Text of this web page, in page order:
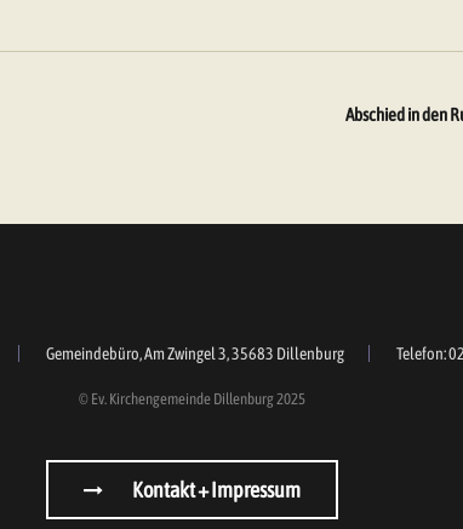
Abschied in den
Gemeindebüro, Am Zwingel 3, 35683 Dillenburg Telefon:
© Ev. Kirchengemeinde Dillenburg 2025
Kontakt + Impressum